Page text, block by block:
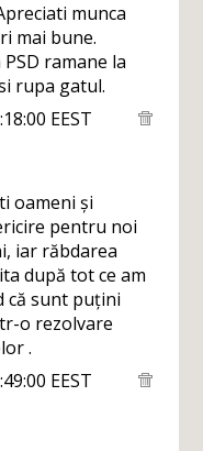
munca
mai bune.
ramane la
rupa gatul.
EEST
oameni și
pentru noi
iar răbdarea
după tot ce am
că sunt puțini
o rezolvare
.
EEST